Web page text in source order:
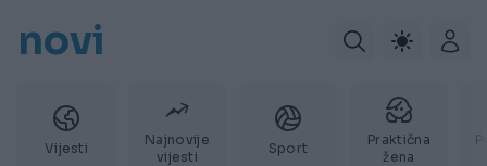
novi
Vijesti
Najnovije
vijesti
Sport
Praktična
žena